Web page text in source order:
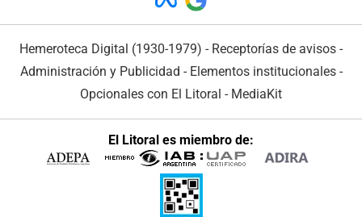
Hemeroteca Digital (1930-1979) - Receptorías de avisos -
Administración y Publicidad - Elementos institucionales-
Opcionales con El Litoral - MediaKit
El Litoral es miembro de: